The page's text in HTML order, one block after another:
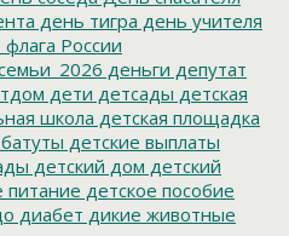
день тигра день учителя
России
деньги депутат
дети детсады детская
школа детская площадка
детские выплаты
детский дом детский
питание детское пособие
диабет дикие животные